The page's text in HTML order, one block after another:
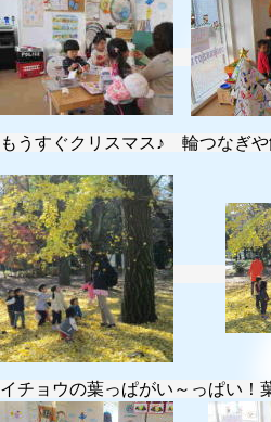
もうすぐクリスマス♪ 輪つなぎや
イチョウの葉っぱがい～っぱい！